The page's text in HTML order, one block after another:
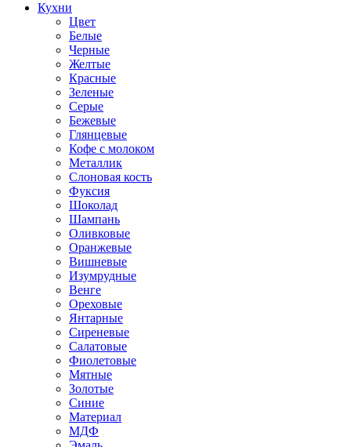
Кухни
Цвет
Белые
Черные
Желтые
Красные
Зеленые
Серые
Бежевые
Глянцевые
Кофе с молоком
Металлик
Слоновая кость
Фуксия
Шоколад
Шампань
Оливковые
Оранжевые
Вишневые
Изумрудные
Венге
Ореховые
Янтарные
Сиреневые
Салатовые
Фиолетовые
Мятные
Золотые
Синие
Материал
МДФ